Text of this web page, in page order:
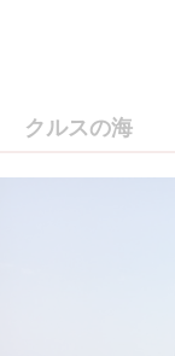
クルスの海